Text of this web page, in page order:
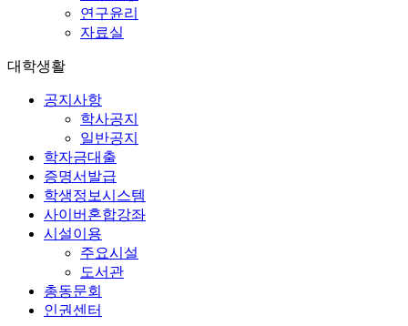
연구윤리
자료실
대학생활
공지사항
학사공지
일반공지
학자금대출
증명서발급
학생정보시스템
사이버혼합강좌
시설이용
주요시설
도서관
총동문회
인권센터